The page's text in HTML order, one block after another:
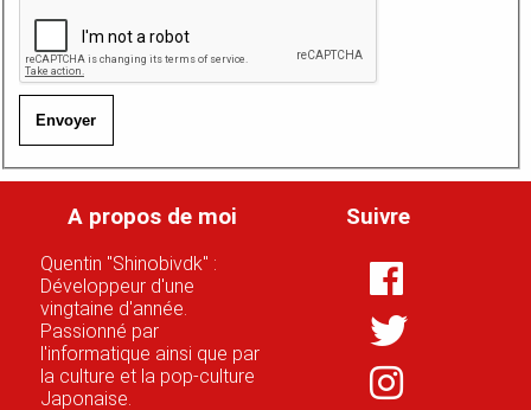
Envoyer
A propos de moi
Quentin "Shinobivdk" :
Développeur d'une
vingtaine d'année.
Passionné par
l'informatique ainsi que par
la culture et la pop-culture
Japonaise.
Suivre